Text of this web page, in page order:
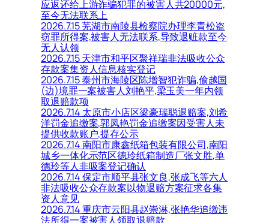
应返还给上游诈骗犯罪的被害人共20000元,
至今无法联系上
2026.7.15 芜湖市南陵县检察院办理李青松盗
窃罪所得案,被害人无法联系,导致退赃款至今
无人认领
2026.7.15 天津市和平区聚祥瑞非法吸收公众
存款案集资人信息核实登记
2026.7.15 泰州市海陵区陈增智犯诈骗,偷越国
(边)境罪一案被害人刘艳平,梁玉美一年内领
取退赔款项
2026.7.14 太原市小店区梁豪瑞聪退赔案,刘希
洋罚金追缴案,郭凤艳罚金追缴案因受害人未
提供收款账户,提存公示
2026.7.14 南阳市康鑫纸箱包装有限公司,南阳
城乡一体化示范区德玲纸箱制造厂张文胜,单
德玲等人非吸案登记确认
2026.7.14 保定市顺平县张文良,张成飞等六人
非法吸收公众存款案以物退赔方案征求各集
资人意见
2026.7.14 重庆市云阳县赵崇淋,张艳华追缴违
法所得一案被害人领取退赔款